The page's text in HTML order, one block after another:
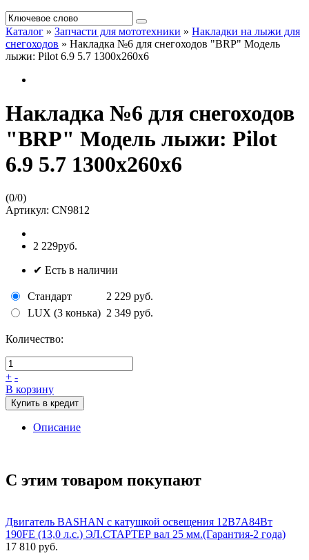
Каталог » Запчасти для мототехники » Накладки на лыжи для
снегоходов » Накладка №6 для снегоходов "BRP" Модель
лыжи: Pilot 6.9 5.7 1300x260x6
Накладка №6 для снегоходов
"BRP" Модель лыжи: Pilot
6.9 5.7 1300x260x6
(0/0)
Артикул: CN9812
2 229руб.
✔ Есть в наличии
Стандарт
2 229 руб.
LUX (3 конька) 2 349 руб.
Количество:
+ -
В корзину
Купить в кредит
Описание
С этим товаром покупают
Двигатель BASHAN с катушкой освещения 12В7А84Вт
190FE (13,0 л.с.) ЭЛ.СТАРТЕР вал 25 мм.(Гарантия-2 года)
17 810 руб.